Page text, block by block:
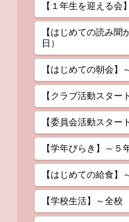
【１年生を迎える会
【はじめての読み聞
日）
【はじめての朝会
【クラブ活動スタ
【委員会活動スタ
【学年びらき】～
【はじめての給食
【学校生活】～全